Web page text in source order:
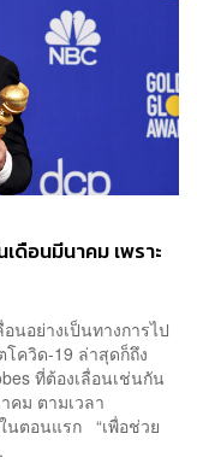
ดือนมีนาคม เพราะ
นอย่างเป็นทางการไป
โควิด-19 ล่าสุดก็ถึง
ที่ต้องเลื่อนเช่นกัน
คม ตามเวลา
นตอนแรก “เพื่อช่วย